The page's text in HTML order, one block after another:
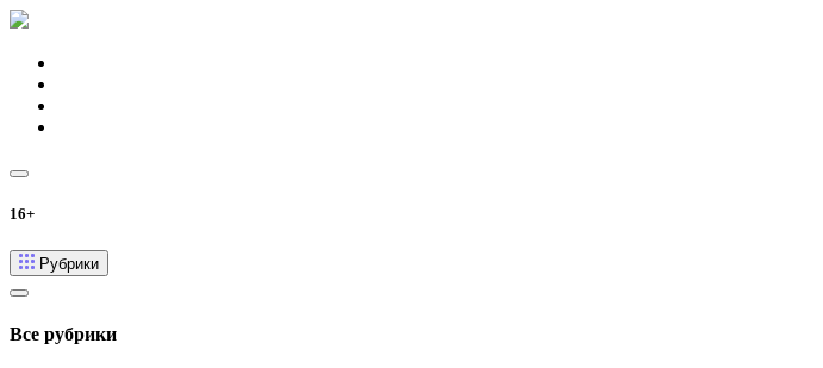
16+
Рубрики
Все рубрики